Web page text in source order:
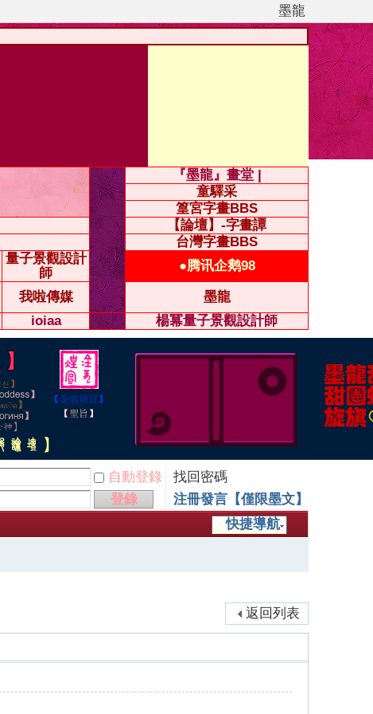
墨龍
『墨龍』畫堂 |
童驛采
篁宮字畫BBS
【論壇】-字畫譚
台灣字畫BBS
量子景觀設計
師
●腾讯企鹅98
我啦傳媒
墨龍
ioiaa 楊冪量子景觀設計師
自動登錄
找回密碼
登錄
注冊發言【僅限墨文】
快捷導航
返回列表